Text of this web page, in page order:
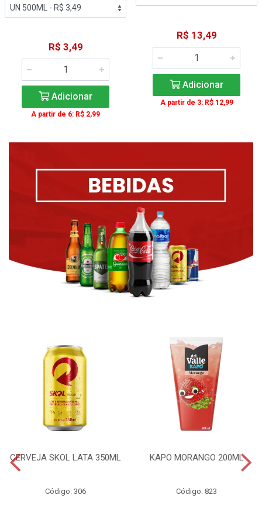
R$ 3,49
Adicionar
A partir de 6: R$ 2,99
R$ 13,49
Adicionar
A partir de 3: R$ 12,99
CERVEJA SKOL LATA 350ML
Código: 306
KAPO MORANGO 200ML
Código: 823